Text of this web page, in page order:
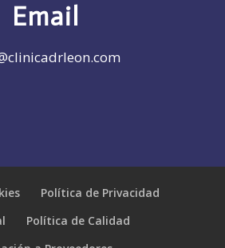
Email
Política de Privacidad
Política de Calidad